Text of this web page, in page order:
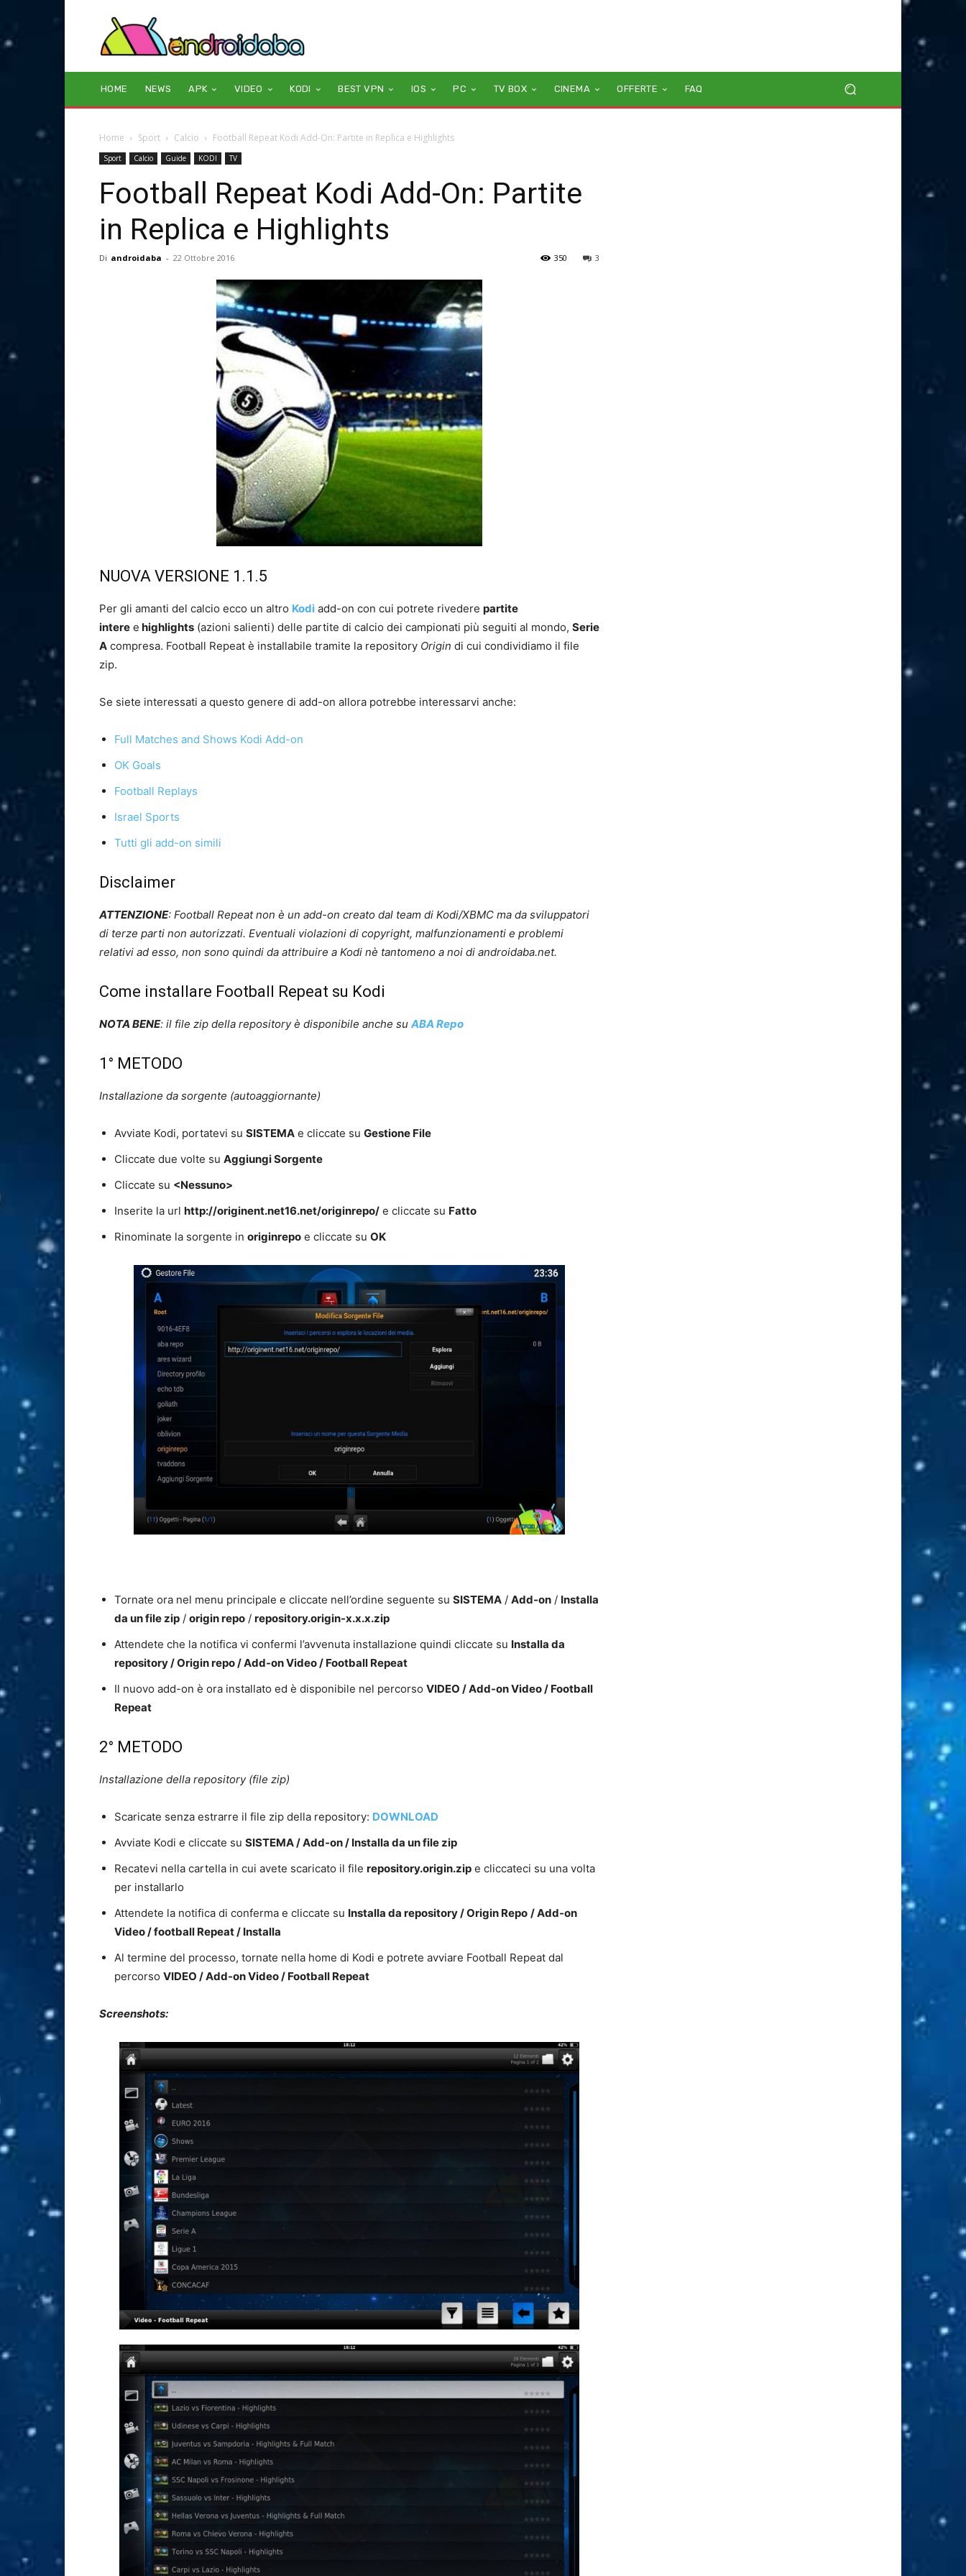
HOME NEWS APK VIDEO KODI BEST VPN IOS PC TV BOX CINEMA OFFERTE FAQ
Home Sport Calcio Football Repeat Kodi Add-On: Partite in Replica e Highlights
Sport Calcio Guide KODI TV
Football Repeat Kodi Add-On: Partite
in Replica e Highlights
Di androidaba - 22 Ottobre 2016 3
350
NUOVA VERSIONE 1.1.5
Per gli amanti del calcio ecco un altro Kodi add-on con cui potrete rivedere partite
intere e highlights (azioni salienti) delle partite di calcio dei campionati più seguiti al mondo, Serie
A compresa. Football Repeat è installabile tramite la repository Origin di cui condividiamo il file
zip.
Se siete interessati a questo genere di add-on allora potrebbe interessarvi anche:
Full Matches and Shows Kodi Add-on
OK Goals
Football Replays
Israel Sports
Tutti gli add-on simili
Disclaimer
ATTENZIONE: Football Repeat non è un add-on creato dal team di Kodi/XBMC ma da sviluppatori
di terze parti non autorizzati. Eventuali violazioni di copyright, malfunzionamenti e problemi
relativi ad esso, non sono quindi da attribuire a Kodi nè tantomeno a noi di androidaba.net.
Come installare Football Repeat su Kodi
NOTA BENE: il file zip della repository è disponibile anche su ABA Repo
1° METODO
Installazione da sorgente (autoaggiornante)
Avviate Kodi, portatevi su SISTEMA e cliccate su Gestione File
Cliccate due volte su Aggiungi Sorgente
Cliccate su <Nessuno>
Inserite la url http://originent.net16.net/originrepo/ e cliccate su Fatto
Rinominate la sorgente in originrepo e cliccate su OK
Tornate ora nel menu principale e cliccate nell’ordine seguente su SISTEMA / Add-on / Installa
da un file zip / origin repo / repository.origin-x.x.x.zip
Attendete che la notifica vi confermi l’avvenuta installazione quindi cliccate su Installa da
repository / Origin repo / Add-on Video / Football Repeat
Il nuovo add-on è ora installato ed è disponibile nel percorso VIDEO / Add-on Video / Football
Repeat
2° METODO
Installazione della repository (file zip)
Scaricate senza estrarre il file zip della repository: DOWNLOAD
Avviate Kodi e cliccate su SISTEMA / Add-on / Installa da un file zip
Recatevi nella cartella in cui avete scaricato il file repository.origin.zip e cliccateci su una volta
per installarlo
Attendete la notifica di conferma e cliccate su Installa da repository / Origin Repo / Add-on
Video / football Repeat / Installa
Al termine del processo, tornate nella home di Kodi e potrete avviare Football Repeat dal
percorso VIDEO / Add-on Video / Football Repeat
Screenshots: